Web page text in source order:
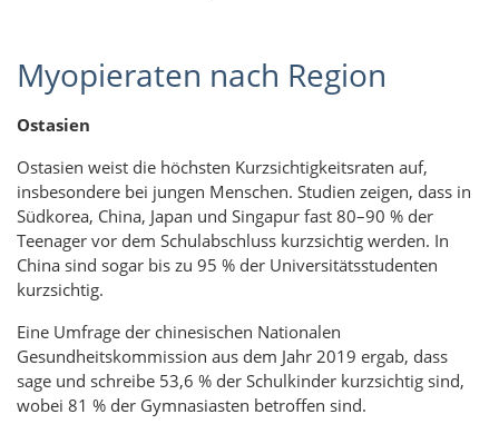
Myopieraten nach Region
Ostasien
Ostasien weist die höchsten Kurzsichtigkeitsraten auf,
insbesondere bei jungen Menschen. Studien zeigen, dass in
Südkorea, China, Japan und Singapur fast 80–90 % der
Teenager vor dem Schulabschluss kurzsichtig werden. In
China sind sogar bis zu 95 % der Universitätsstudenten
kurzsichtig.
Eine Umfrage der chinesischen Nationalen
Gesundheitskommission aus dem Jahr 2019 ergab, dass
sage und schreibe 53,6 % der Schulkinder kurzsichtig sind,
wobei 81 % der Gymnasiasten betroffen sind.